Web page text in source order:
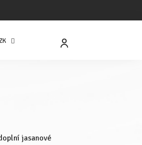
jasanové